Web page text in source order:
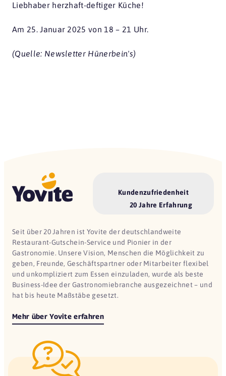
Liebhaber herzhaft-deftiger Küche!
Am 25. Januar 2025 von 18 – 21 Uhr.
(Quelle: Newsletter Hünerbein's)
Kundenzufriedenheit
20 Jahre Erfahrung
Seit über 20 Jahren ist Yovite der deutschlandweite
Restaurant-Gutschein-Service und Pionier in der
Gastronomie. Unsere Vision, Menschen die Möglichkeit zu
geben, Freunde, Geschäftspartner oder Mitarbeiter flexibel
und unkompliziert zum Essen einzuladen, wurde als beste
Business-Idee der Gastronomiebranche ausgezeichnet – und
hat bis heute Maßstäbe gesetzt.
Mehr über Yovite erfahren